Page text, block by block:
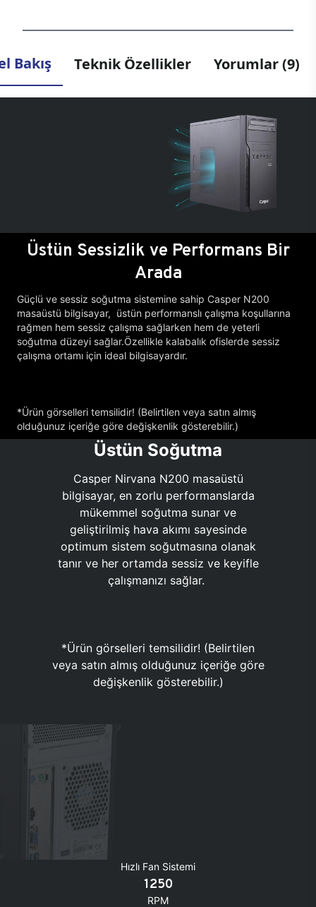
Bakış Teknik Özellikler Yorumlar (9)
Üstün Sessizlik ve Performans Bir
Arada
Güçlü ve sessiz soğutma sistemine sahip Casper N200
masaüstü bilgisayar, üstün performanslı çalışma koşullarına
rağmen hem sessiz çalışma sağlarken hem de yeterli
soğutma düzeyi sağlar.Özellikle kalabalık ofislerde sessiz
çalışma ortamı için ideal bilgisayardır.
*Ürün görselleri temsilidir! (Belirtilen veya satın almış
olduğunuz içeriğe göre değişkenlik gösterebilir.)
Üstün Soğutma
Casper Nirvana N200 masaüstü
bilgisayar, en zorlu performanslarda
mükemmel soğutma sunar ve
geliştirilmiş hava akımı sayesinde
optimum sistem soğutmasına olanak
tanır ve her ortamda sessiz ve keyifle
çalışmanızı sağlar.
*Ürün görselleri temsilidir! (Belirtilen
veya satın almış olduğunuz içeriğe göre
değişkenlik gösterebilir.)
Hızlı Fan Sistemi
1250
RPM